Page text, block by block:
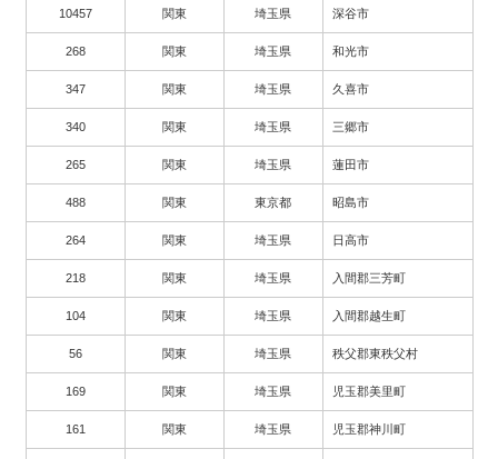
10457 関東 埼玉県 深谷市
268 関東 埼玉県 和光市
347 関東 埼玉県 久喜市
340 関東 埼玉県 三郷市
265 関東 埼玉県 蓮田市
488 関東 東京都 昭島市
264 関東 埼玉県 日高市
218 関東 埼玉県 入間郡三芳町
104 関東 埼玉県 入間郡越生町
56 関東 埼玉県 秩父郡東秩父村
169 関東 埼玉県 児玉郡美里町
161 関東 埼玉県 児玉郡神川町